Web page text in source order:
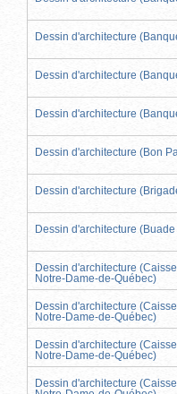
Dessin d'architecture
Dessin d'architecture
Dessin d'architecture
Dessin d'architecture (Bon
Dessin d'architecture
Dessin d'architecture (Buade
Dessin d'architecture
Notre-Dame-de-Québec)
Dessin d'architecture
Notre-Dame-de-Québec)
Dessin d'architecture
Notre-Dame-de-Québec)
Dessin d'architecture